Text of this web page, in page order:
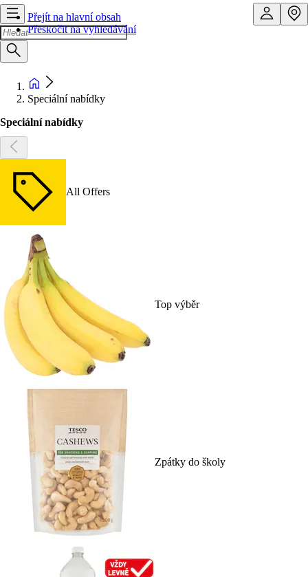
Přejít na hlavní obsah
Přeskočit na vyhledávání
Speciální nabídky
Speciální nabídky
All Offers
Top výběr
Zpátky do školy